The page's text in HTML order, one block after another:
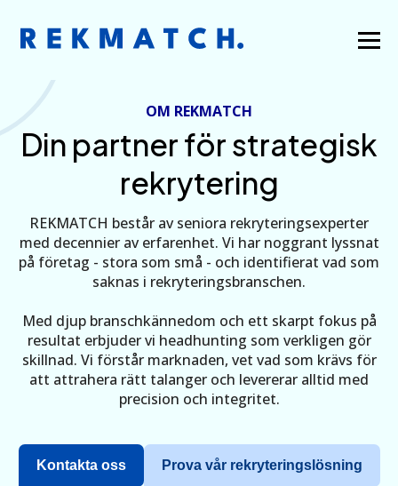
OM REKMATCH
Din partner för strategisk
rekrytering
REKMATCH består av seniora rekryteringsexperter
med decennier av erfarenhet. Vi har noggrant lyssnat
på företag - stora som små - och identifierat vad som
saknas i rekryteringsbranschen.
Med djup branschkännedom och ett skarpt fokus på
resultat erbjuder vi headhunting som verkligen gör
skillnad. Vi förstår marknaden, vet vad som krävs för
att attrahera rätt talanger och levererar alltid med
precision och integritet.
Kontakta oss Prova vår rekryteringslösning